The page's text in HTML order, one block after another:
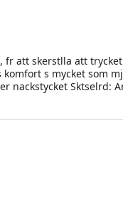
fr att skerstlla att
s mycket som
nackstycket Sktselrd: